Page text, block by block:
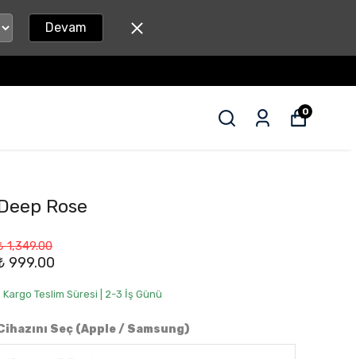
Devam
0
Rose
1,349.00
999.00
Kargo Teslim Süresi | 2-3 İş Günü
Seç (Apple / Samsung)